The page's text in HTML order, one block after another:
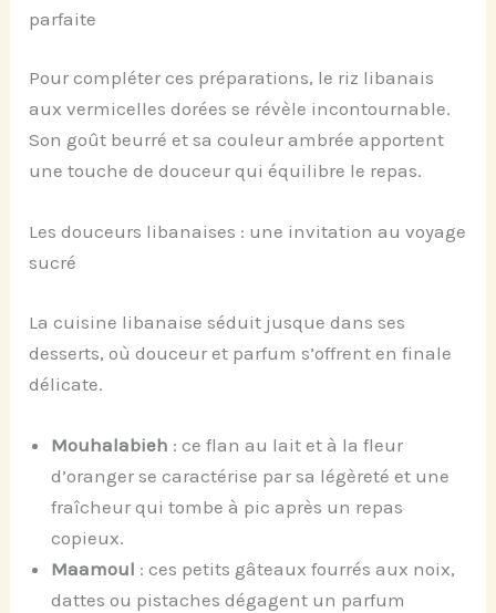
parfaite
Pour compléter ces préparations, le riz libanais
aux vermicelles dorées se révèle incontournable.
Son goût beurré et sa couleur ambrée apportent
une touche de douceur qui équilibre le repas.
Les douceurs libanaises : une invitation au voyage
sucré
La cuisine libanaise séduit jusque dans ses
desserts, où douceur et parfum s’offrent en finale
délicate.
Mouhalabieh : ce flan au lait et à la fleur
d’oranger se caractérise par sa légèreté et une
fraîcheur qui tombe à pic après un repas
copieux.
Maamoul : ces petits gâteaux fourrés aux noix,
dattes ou pistaches dégagent un parfum